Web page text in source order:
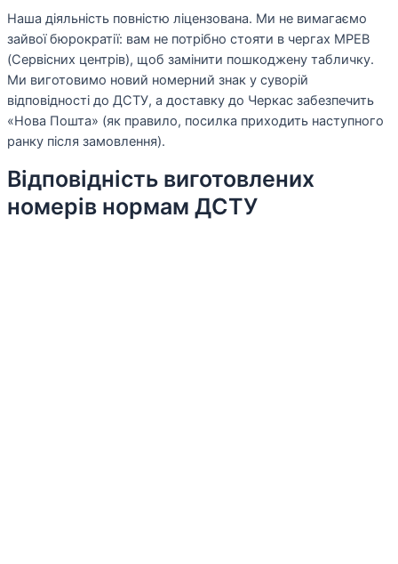
Наша діяльність повністю ліцензована. Ми не вимагаємо
зайвої бюрократії: вам не потрібно стояти в чергах МРЕВ
(Сервісних центрів), щоб замінити пошкоджену табличку.
Ми виготовимо новий номерний знак у суворій
відповідності до ДСТУ, а доставку до Черкас забезпечить
«Нова Пошта» (як правило, посилка приходить наступного
ранку після замовлення).
Відповідність виготовлених
номерів нормам ДСТУ